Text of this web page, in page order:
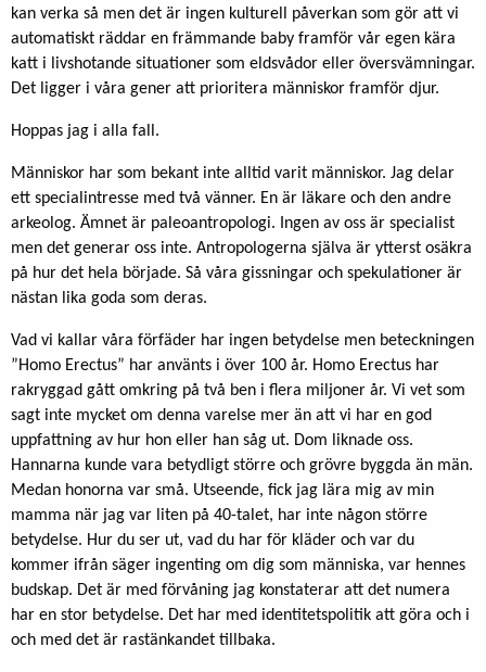
kan verka så men det är ingen kulturell påverkan som gör att vi
automatiskt räddar en främ­mande baby framför vår egen kära
katt i livshotande situationer som eldsvådor eller översvämningar.
Det ligger i våra gener att prioritera människor framför djur.
Hoppas jag i alla fall.
Människor har som bekant inte alltid varit människor. Jag delar
ett specialin­tresse med två vänner. En är läkare och den andre
arkeolog. Ämnet är pa­leoantropologi. Ingen av oss är specialist
men det generar oss inte. Antropologerna själva är ytterst osäkra
på hur det hela började. Så våra gissningar och spekulationer är
nästan lika goda som deras.
Vad vi kallar våra förfäder har ingen betydelse men beteckningen
”Homo Erectus” har använts i över 100 år. Homo Er­ectus har
rakryggad gått omkring på två ben i flera miljoner år. Vi vet som
sagt inte mycket om denna varelse mer än att vi har en god
uppfattning av hur hon eller han såg ut. Dom lik­nade oss.
Hannarna kunde vara betydligt större och grövre byggda än män.
Medan honorna var små. Utseende, fick jag lära mig av min
mamma när jag var liten på 40-talet, har inte någon större
betydelse. Hur du ser ut, vad du har för kläder och var du
kommer ifrån säger ingenting om dig som människa, var hennes
budskap. Det är med förvåning jag konstaterar att det numera
har en stor betydelse. Det har med identitetspolitik att göra och i
och med det är rastänkandet tillbaka.